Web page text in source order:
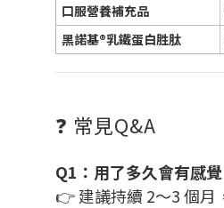
口服營養補充品
黑諾基®乳鐵蛋白胜肽
❓ 常見Q&A
Q1：用了多久會有感覺
👉 建議持續 2～3 個月